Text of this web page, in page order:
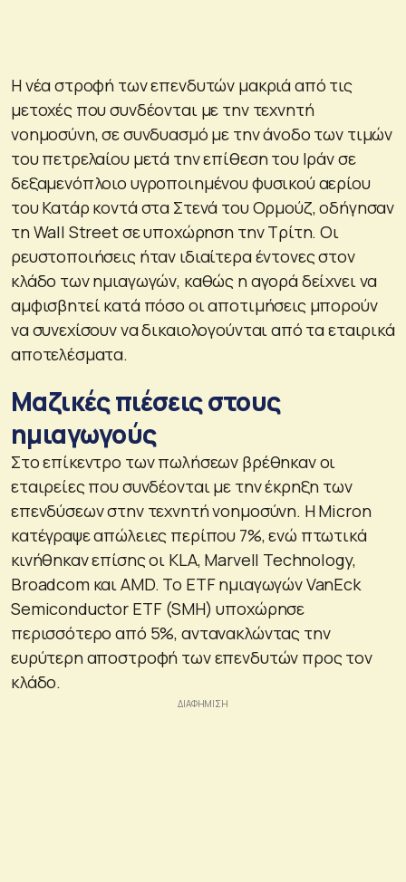
Η νέα στροφή των επενδυτών μακριά από τις
μετοχές που συνδέονται με την τεχνητή
νοημοσύνη, σε συνδυασμό με την άνοδο των τιμών
του πετρελαίου μετά την επίθεση του Ιράν σε
δεξαμενόπλοιο υγροποιημένου φυσικού αερίου
του Κατάρ κοντά στα Στενά του Ορμούζ, οδήγησαν
τη Wall Street σε υποχώρηση την Τρίτη. Οι
ρευστοποιήσεις ήταν ιδιαίτερα έντονες στον
κλάδο των ημιαγωγών, καθώς η αγορά δείχνει να
αμφισβητεί κατά πόσο οι αποτιμήσεις μπορούν
να συνεχίσουν να δικαιολογούνται από τα εταιρικά
αποτελέσματα.
Μαζικές πιέσεις στους
ημιαγωγούς
Στο επίκεντρο των πωλήσεων βρέθηκαν οι
εταιρείες που συνδέονται με την έκρηξη των
επενδύσεων στην τεχνητή νοημοσύνη. Η Micron
κατέγραψε απώλειες περίπου 7%, ενώ πτωτικά
κινήθηκαν επίσης οι KLA, Marvell Technology,
Broadcom και AMD. Το ETF ημιαγωγών VanEck
Semiconductor ETF (SMH) υποχώρησε
περισσότερο από 5%, αντανακλώντας την
ευρύτερη αποστροφή των επενδυτών προς τον
κλάδο.